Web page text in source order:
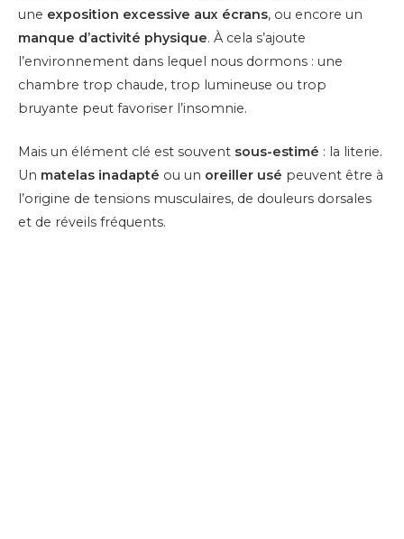
une exposition excessive aux écrans, ou encore un
manque d’activité physique. À cela s’ajoute
l’environnement dans lequel nous dormons : une
chambre trop chaude, trop lumineuse ou trop
bruyante peut favoriser l’insomnie.
Mais un élément clé est souvent sous-estimé : la literie.
Un matelas inadapté ou un oreiller usé peuvent être à
l’origine de tensions musculaires, de douleurs dorsales
et de réveils fréquents.